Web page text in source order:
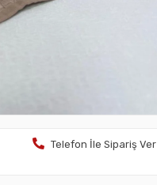
Telefon İle Sipariş Ver